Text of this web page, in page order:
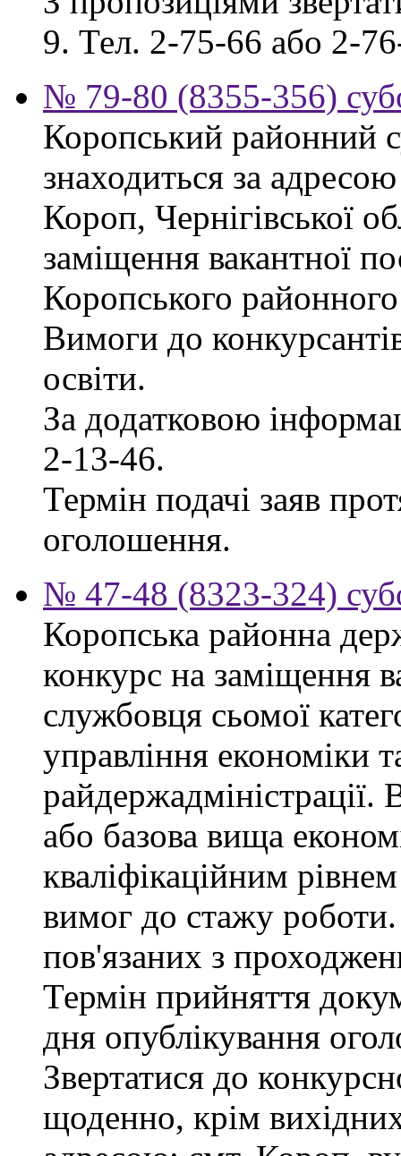
9. Тел. 2-75-66 або 2-
№ 79-80 (8355-356)
Коропський районний
знаходиться за
Короп, Чернігівської
заміщення вакантної
Коропського
Вимоги до
освіти.
За додатковою
2-13-46.
Термін подачі заяв
оголошення.
№ 47-48 (8323-324)
Коропська районна
конкурс на заміщення
службовця сьомої
управління економіки
або базова вища
кваліфікаційним
вимог до стажу
пов'язаних з
Термін прийняття
дня опублікування
Звертатися до
щоденно, крім